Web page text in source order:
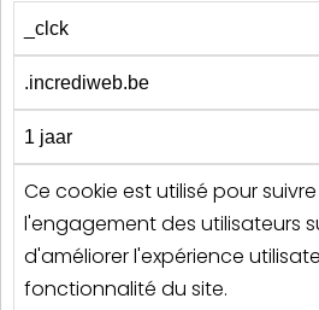
_clck
.incrediweb.be
1 jaar
Ce cookie est utilisé pour
l'engagement des utilisateurs
d'améliorer l'expérience
fonctionnalité du site.